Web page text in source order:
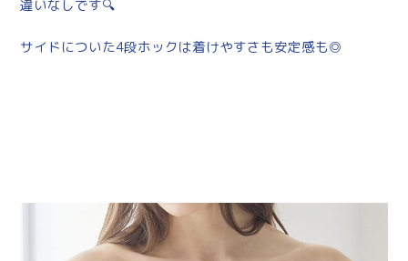
違いなしです🔍
サイドについた4段ホックは着けやすさも安定感も◎